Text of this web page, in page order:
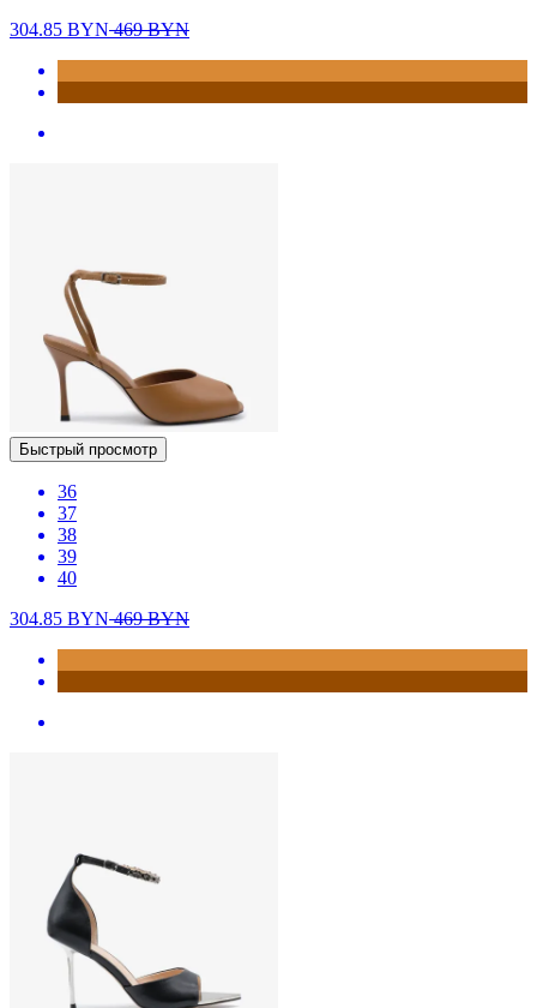
304.85 BYN469BYN
Быстрый просмотр
36
37
38
39
40
304.85 BYN469BYN